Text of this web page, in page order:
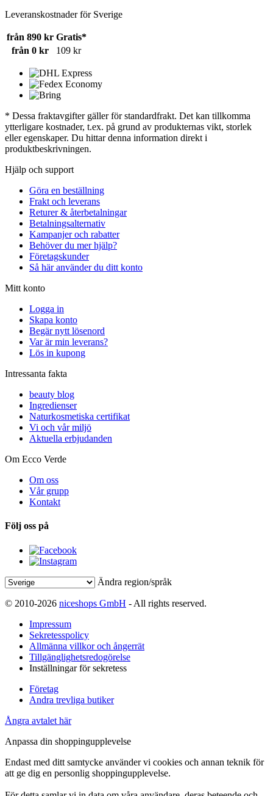
Leveranskostnader för Sverige
från 890 kr Gratis*
från 0 kr
109 kr
* Dessa fraktavgifter gäller för standardfrakt. Det kan tillkomma
ytterligare kostnader, t.ex. på grund av produkternas vikt, storlek
eller egenskaper. Du hittar denna information direkt i
produktbeskrivningen.
Hjälp och support
Göra en beställning
Frakt och leverans
Returer & återbetalningar
Betalningsalternativ
Kampanjer och rabatter
Behöver du mer hjälp?
Företagskunder
Så här använder du ditt konto
Mitt konto
Logga in
Skapa konto
Begär nytt lösenord
Var är min leverans?
Lös in kupong
Intressanta fakta
beauty blog
Ingredienser
Naturkosmetiska certifikat
Vi och vår miljö
Aktuella erbjudanden
Om Ecco Verde
Om oss
Vår grupp
Kontakt
Följ oss på
Ändra region/språk
© 2010-2026 niceshops GmbH - All rights reserved.
Impressum
Sekretesspolicy
Allmänna villkor och ångerrät
Tillgänglighetsredogörelse
Inställningar för sekretess
Företag
Andra trevliga butiker
Ångra avtalet här
Anpassa din shoppingupplevelse
Endast med ditt samtycke använder vi cookies och annan teknik för
att ge dig en personlig shoppingupplevelse.